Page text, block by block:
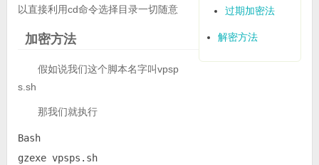
过期加密法
解密方法
以直接利用cd命令选择目录一切随意
加密方法
假如说我们这个脚本名字叫vpsp
s.sh
那我们就执行
Bash
gzexe vpsps.sh